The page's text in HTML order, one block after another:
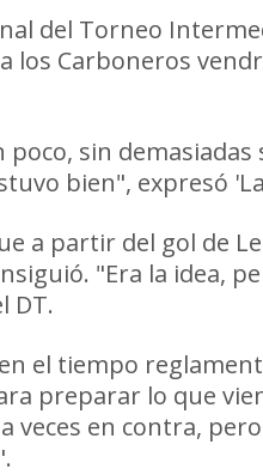
del Torneo
Carboneros
sin
bien", expresó
a partir del gol de
"Era la idea,
DT.
el tiempo
preparar lo que
veces en contra,